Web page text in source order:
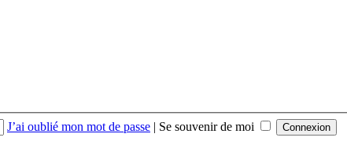
J’ai oublié mon mot de passe | Se souvenir de moi